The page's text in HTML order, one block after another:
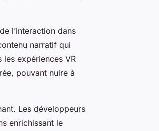
l’interaction dans
narratif qui
expériences VR
pouvant nuire à
Les développeurs
enrichissant le